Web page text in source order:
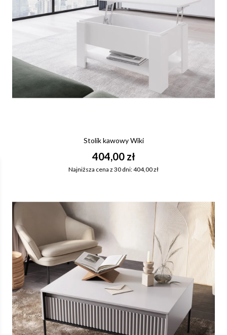
Stolik kawowy Wiki
404,00 zł
Najniższa cena z 30 dni: 404,00 zł